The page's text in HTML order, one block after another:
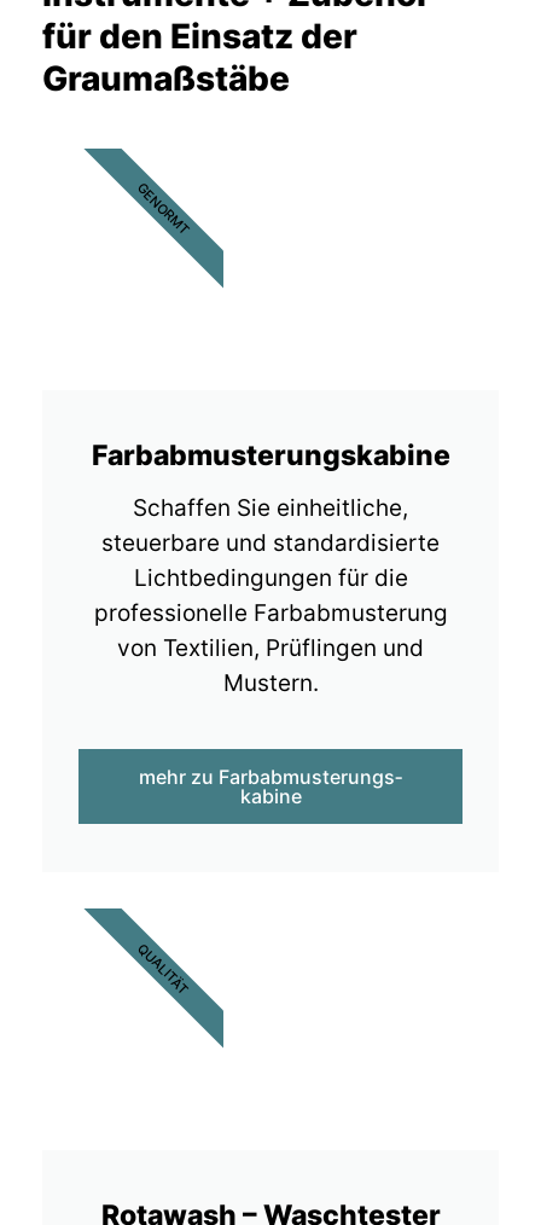
für den Einsatz der
Graumaßstäbe
Farbabmusterungskabine
Schaffen Sie einheitliche,
steuerbare und standardisierte
Lichtbedingungen für die
professionelle Farbabmusterung
von Textilien, Prüflingen und
Mustern.
mehr zu Farbab­musterungs­
kabine
GENORMT
Rotawash – Waschtester
QUALITÄT